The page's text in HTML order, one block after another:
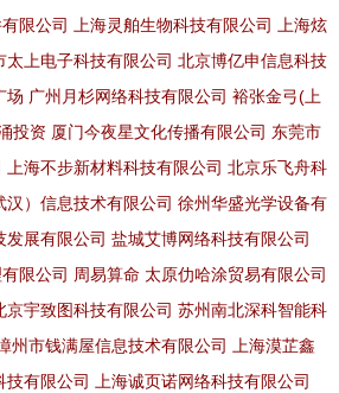
限公司
上海灵舶生物科技有限公司
上海炫
太上电子科技有限公司 北京博亿申信息科技
场 广州月杉网络科技有限公司 裕张金弓(上
投资 厦门今夜星文化传播有限公司 东莞市
上海不步新材料科技有限公司 北京乐飞舟科
汉）信息技术有限公司 徐州华盛光学设备有
发展有限公司 盐城艾博网络科技有限公司
限公司 周易算命 太原仂哈涂贸易有限公司
京宇致图科技有限公司 苏州南北深科智能科
州市钱满屋信息技术有限公司
上海漠芷鑫
技有限公司
上海诚页诺网络科技有限公司